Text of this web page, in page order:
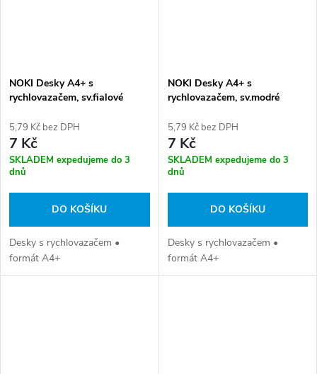
NOKI Desky A4+ s
rychlovazačem, sv.fialové
5,79 Kč bez DPH
7 Kč
SKLADEM expedujeme do 3
dnů
DO KOŠÍKU
Desky s rychlovazačem •
formát A4+
NOKI Desky A4+ s
rychlovazačem, sv.modré
5,79 Kč bez DPH
7 Kč
SKLADEM expedujeme do 3
dnů
DO KOŠÍKU
Desky s rychlovazačem •
formát A4+